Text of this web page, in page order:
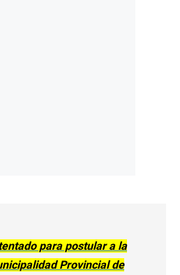
para postular a la
Provincial de